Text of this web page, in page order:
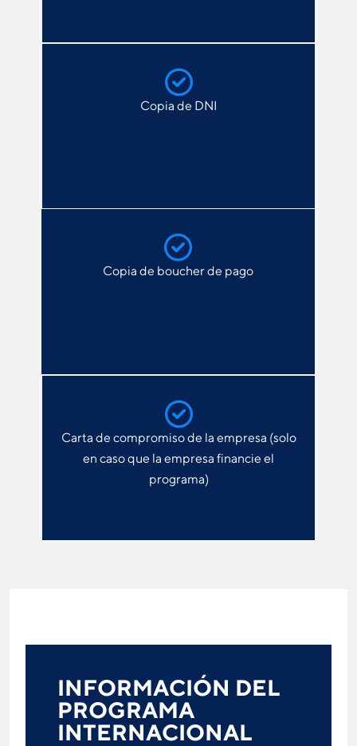
Copia de DNI
Copia de boucher de pago
Carta de compromiso de la empresa (solo
en caso que la empresa financie el
programa)
INFORMACIÓN DEL
PROGRAMA
INTERNACIONAL